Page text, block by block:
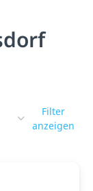
Filter
anzeigen